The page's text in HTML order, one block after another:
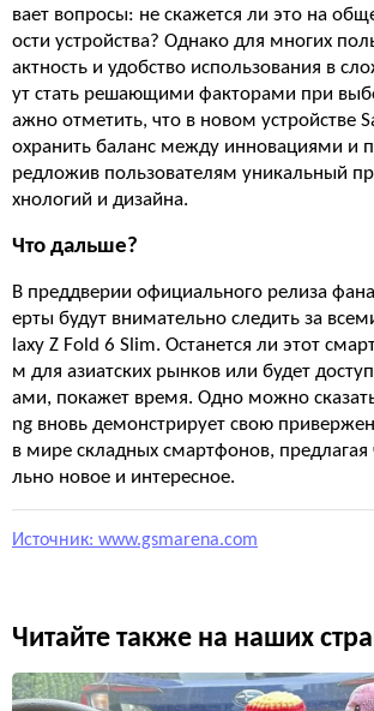
вает вопросы: не скажется ли это на
ости устройства? Однако для многих
актность и удобство использования в
ут стать решающими факторами при
ажно отметить, что в новом устройстве
охранить баланс между инновациями и
редложив пользователям уникальный
хнологий и дизайна.
Что дальше?
В преддверии официального релиза
ерты будут внимательно следить за
laxy Z Fold 6 Slim. Останется ли этот
м для азиатских рынков или будет
ами, покажет время. Одно можно
ng вновь демонстрирует свою
в мире складных смартфонов, предлагая
льно новое и интересное.
Источник: www.gsmarena.com
Читайте также на наших